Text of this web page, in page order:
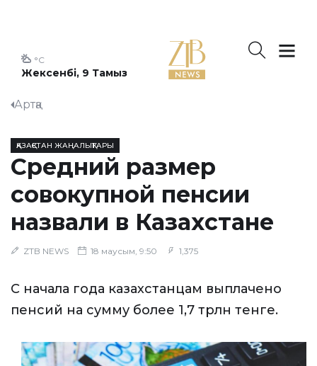
Жексенбі, 9 Тамыз
°C
Артқа
ҚАЗАҚСТАН ЖАҢАЛЫҚТАРЫ
Средний размер
совокупной пенсии
назвали в Казахстане
ZTB NEWS 18 маусым, 9:50 1,375
С начала года казахстанцам выплачено
пенсий на сумму более 1,7 трлн тенге.